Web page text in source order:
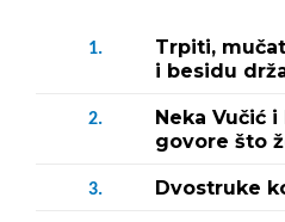
1.
Trpiti,
i besidu
2.
Neka Vučić
govore što
3. Dvostruke